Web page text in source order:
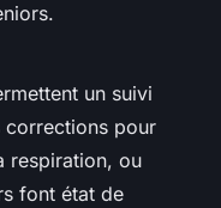
un suivi
corrections pour
respiration, ou
font état de